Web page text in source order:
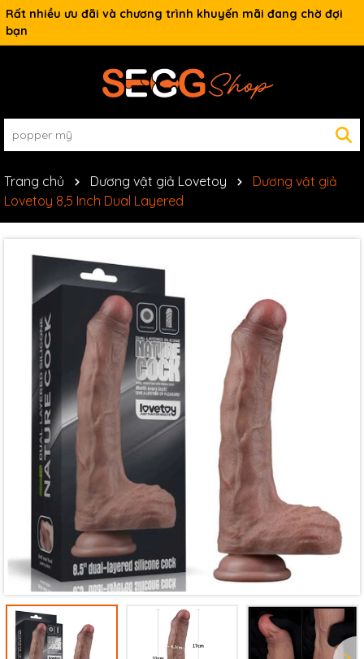
Rất nhiều ưu đãi và chương trình khuyến mãi đang chờ đợi
bạn
Trang chủ Dương vật giả Lovetoy
Dương vật giả
Lovetoy 8,5 Inch Dual Layered